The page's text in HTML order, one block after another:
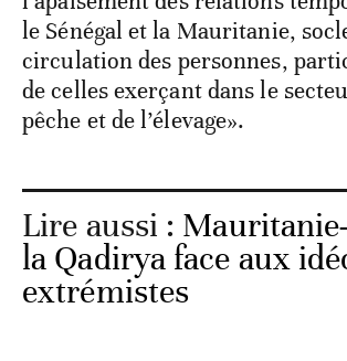
le Sénégal et la Mauritanie,
circulation des personnes,
de celles exerçant dans le
pêche et de l’élevage».
Lire aussi :
la Qadirya face aux
extrémistes